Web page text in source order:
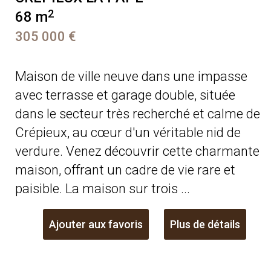
68 m2
305 000 €
Maison de ville neuve dans une impasse
avec terrasse et garage double, située
dans le secteur très recherché et calme de
Crépieux, au cœur d'un véritable nid de
verdure. Venez découvrir cette charmante
maison, offrant un cadre de vie rare et
paisible. La maison sur trois ...
Ajouter aux favoris Plus de détails